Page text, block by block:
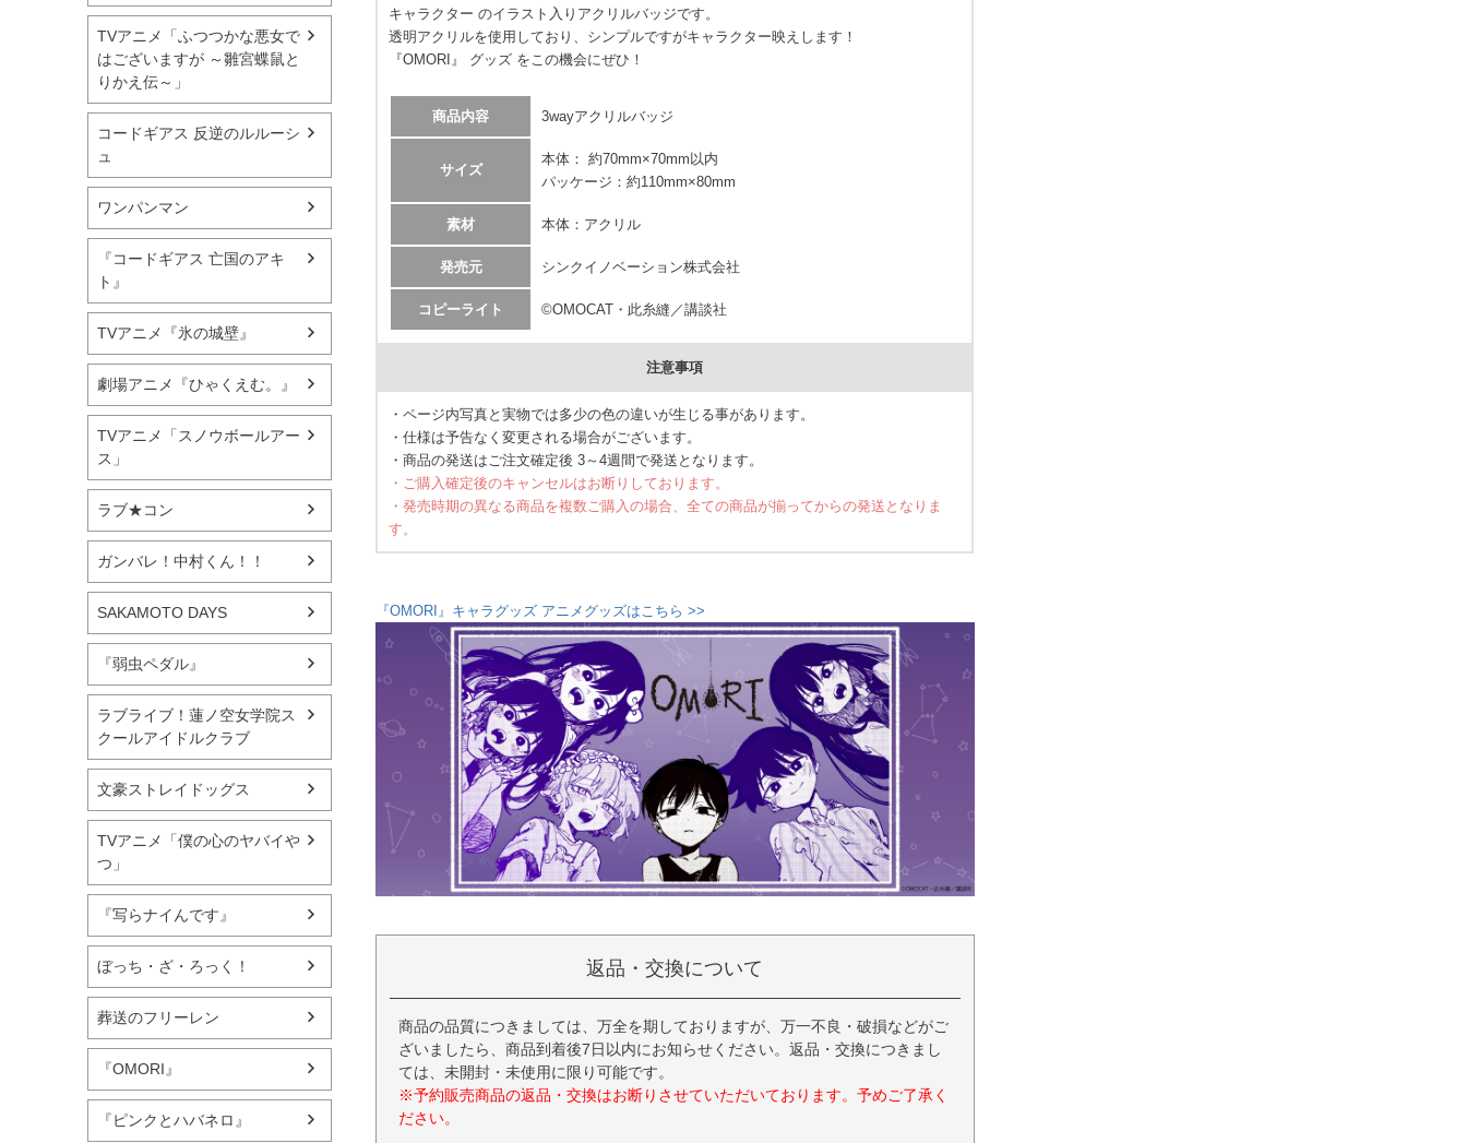
TVアニメ「ふつつかな悪女で
はございますが ～雛宮蝶鼠と
りかえ伝～」
コードギアス 反逆のルルーシ
ュ
ワンパンマン
『コードギアス 亡国のアキ
ト』
TVアニメ『氷の城壁』
劇場アニメ『ひゃくえむ。』
TVアニメ「スノウボールアー
ス」
ラブ★コン
ガンバレ！中村くん！！
SAKAMOTO DAYS
『弱虫ペダル』
ラブライブ！蓮ノ空女学院ス
クールアイドルクラブ
文豪ストレイドッグス
TVアニメ「僕の心のヤバイや
つ」
『写らナイんです』
ぼっち・ざ・ろっく！
葬送のフリーレン
『OMORI』
『ピンクとハバネロ』
キャラクター のイラスト入りアクリルバッジです。
透明アクリルを使用しており、シンプルですがキャラクター映えします！
『OMORI』 グッズ をこの機会にぜひ！
商品内容 3wayアクリルバッジ
サイズ
本体： 約70mm×70mm以内
パッケージ：約110mm×80mm
素材 本体：アクリル
発売元 シンクイノベーション株式会社
コピーライト ©OMOCAT・此糸縫／講談社
注意事項
・ページ内写真と実物では多少の色の違いが生じる事があります。
・仕様は予告なく変更される場合がございます。
・商品の発送はご注文確定後 3～4週間で発送となります。
・ご購入確定後のキャンセルはお断りしております。
・発売時期の異なる商品を複数ご購入の場合、全ての商品が揃ってからの発送となりま
す。
『OMORI』キャラグッズ アニメグッズはこちら >>
返品・交換について
商品の品質につきましては、万全を期しておりますが、万一不良・破損などがご
ざいましたら、商品到着後7日以内にお知らせください。返品・交換につきまし
ては、未開封・未使用に限り可能です。
※予約販売商品の返品・交換はお断りさせていただいております。予めご了承く
ださい。